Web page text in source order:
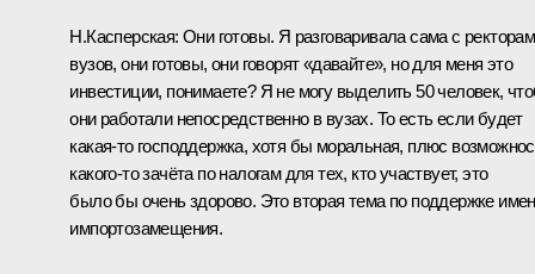
Н.Касперская: Они готовы. Я разговаривала сама с
вузов, они готовы, они говорят «давайте», но для меня это
инвестиции, понимаете? Я не могу выделить 50 человек,
они работали непосредственно в вузах. То есть если будет
какая‑то господдержка, хотя бы моральная, плюс
какого‑то зачёта по налогам для тех, кто участвует, это
было бы очень здорово. Это вторая тема по поддержке
импортозамещения.